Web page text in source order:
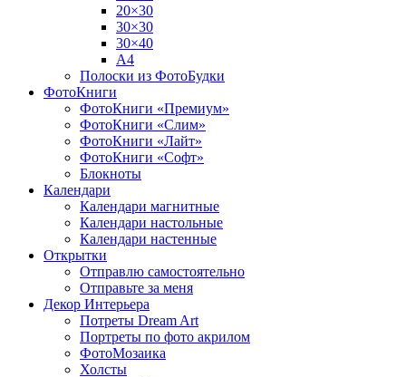
20×30
30×30
30×40
A4
Полоски из ФотоБудки
ФотоКниги
ФотоКниги «Премиум»
ФотоКниги «Слим»
ФотоКниги «Лайт»
ФотоКниги «Софт»
Блокноты
Календари
Календари магнитные
Календари настольные
Календари настенные
Открытки
Отправлю самостоятельно
Отправьте за меня
Декор Интерьера
Потреты Dream Art
Портреты по фото акрилом
ФотоМозаика
Холсты